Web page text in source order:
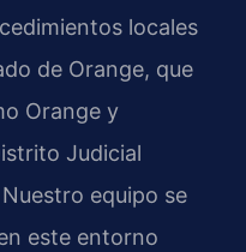
locales
de Orange, que
Orange y
Judicial
equipo se
este entorno